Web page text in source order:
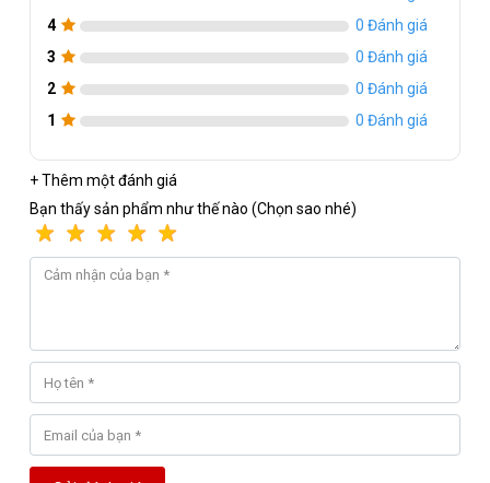
4
0 Đánh giá
3
0 Đánh giá
2
0 Đánh giá
1
0 Đánh giá
+ Thêm một đánh giá
Bạn thấy sản phẩm như thế nào (Chọn sao nhé)